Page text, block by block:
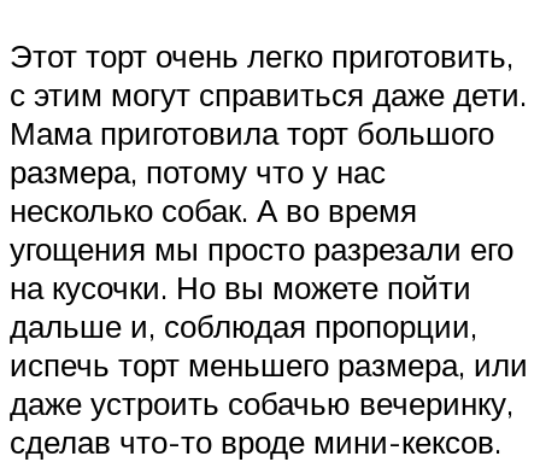
Этот торт очень легко приготовить,
с этим могут справиться даже дети.
Мама приготовила торт большого
размера, потому что у нас
несколько собак. А во время
угощения мы просто разрезали его
на кусочки. Но вы можете пойти
дальше и, соблюдая пропорции,
испечь торт меньшего размера, или
даже устроить собачью вечеринку,
сделав что-то вроде мини-кексов.